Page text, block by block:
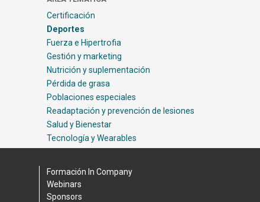
Certificación
Deportes
Fuerza e Hipertrofia
Gestión y marketing
Nutrición y suplementación
Pérdida de grasa
Poblaciones especiales
Readaptación y prevención de lesiones
Salud y Bienestar
Tecnología y Wearables
Formación In Company
Webinars
Sponsors